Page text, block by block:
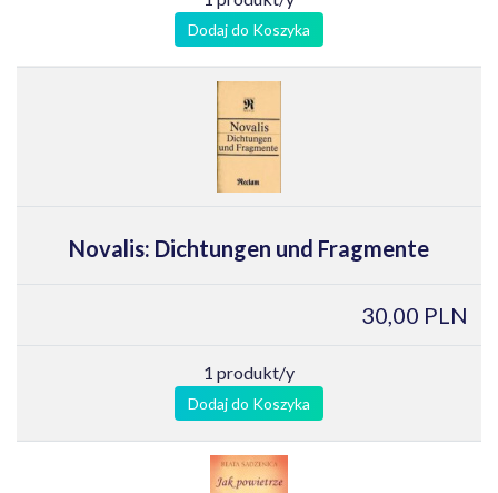
Dodaj do Koszyka
Novalis: Dichtungen und Fragmente
30,00 PLN
1 produkt/y
Dodaj do Koszyka